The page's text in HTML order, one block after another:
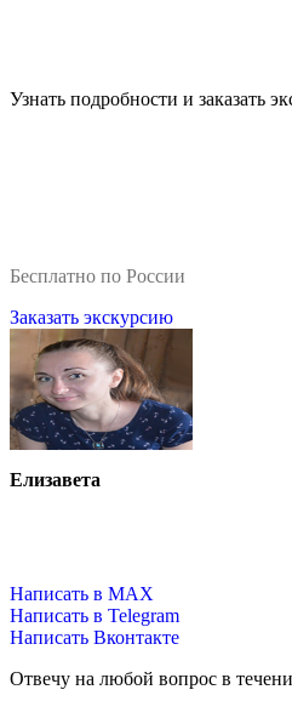
Узнать подробности и заказать
Бесплатно по России
Заказать экскурсию
Елизавета
Написать в MAX
Написать в Telegram
Написать Вконтакте
Отвечу на любой вопрос в